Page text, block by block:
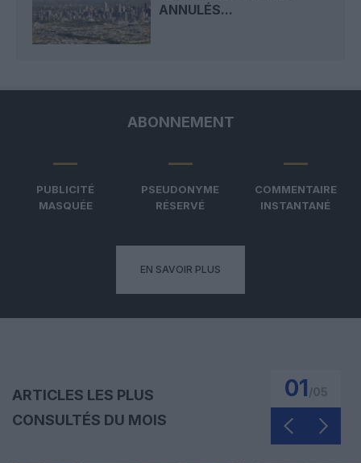
ANNULÉS...
ABONNEMENT
PUBLICITÉ
MASQUÉE
PSEUDONYME
RÉSERVÉ
COMMENTAIRE
INSTANTANÉ
EN SAVOIR PLUS
ARTICLES LES PLUS
CONSULTÉS DU MOIS
01